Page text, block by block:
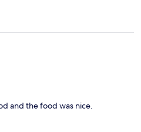
and the food was nice.